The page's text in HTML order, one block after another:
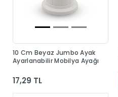
10 Cm Beyaz Jumbo Ayak
Ayarlanabilir Mobilya Ayağı
17,29 TL